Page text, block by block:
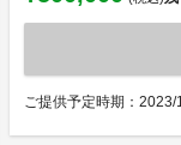
ご提供予定時期：2023/